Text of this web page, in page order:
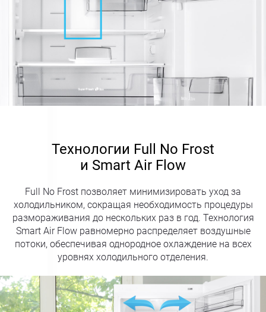
Технологии Full No Frost
и Smart Air Flow
Full No Frost позволяет минимизировать уход за
холодильником, сокращая необходимость процедуры
размораживания до нескольких раз в год. Технология
Smart Air Flow равномерно распределяет воздушные
потоки, обеспечивая однородное охлаждение на всех
уровнях холодильного отделения.